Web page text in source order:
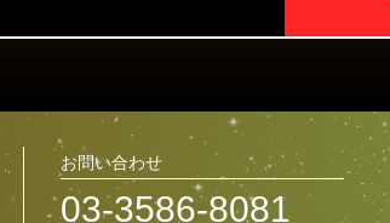
お問い合わせ
03-3586-8081